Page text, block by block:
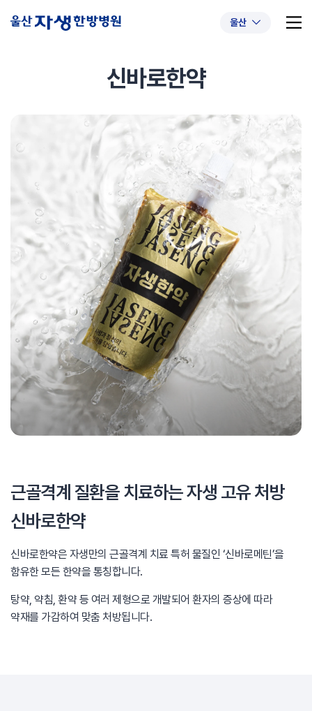
울산
#초음파약침 #척추압박골절
#교통사고후유증 #허리디스크 #목디스크
신바로한약
근골격계 질환을 치료하는 자생 고유 처방
신바로한약
신바로한약은 자생만의 근골격계 치료 특허 물질인 ‘신바로메틴’을
함유한 모든 한약을 통칭합니다.
탕약, 약침, 환약 등 여러 제형으로 개발되어 환자의 증상에 따라
약재를 가감하여 맞춤 처방됩니다.